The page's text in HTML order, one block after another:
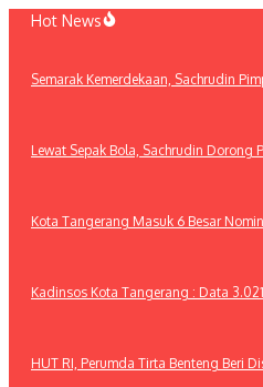
Lewati
Hot News
Semarak Kemerdekaan, Sachrudin
Lewat Sepak Bola, Sachrudin
Kota Tangerang Masuk 6 Besar
Kadinsos Kota Tangerang : Data
HUT RI, Perumda Tirta Benteng Beri